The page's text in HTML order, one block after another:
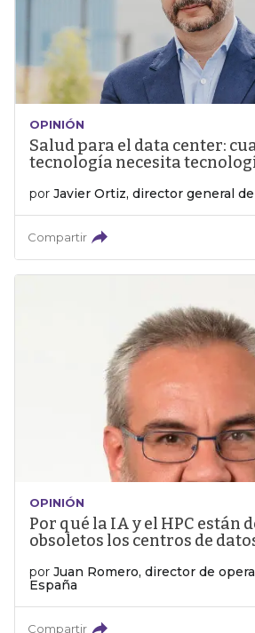
OPINIÓN
Salud para el data center:
tecnología necesita
por Javier Ortiz, director general
Compartir
OPINIÓN
Por qué la IA y el HPC están
obsoletos los centros de
por Juan Romero, director de
España
Compartir